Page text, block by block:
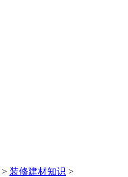
> 装修建材知识 >